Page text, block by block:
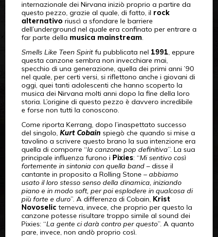
internazionale dei Nirvana iniziò proprio a partire da
questo pezzo, grazie al quale, di fatto, il rock
alternativo riuscì a sfondare le barriere
dell’underground nel quale era confinato per entrare a
far parte della musica mainstream
Smells Like Teen Spiritfu pubblicata nel 1991 , eppure
questa canzone sembra non invecchiare mai,
specchio di una generazione, quella dei primi anni ’90
nel quale, per certi versi, si riflettono anche i giovani di
oggi, quei tanti adolescenti che hanno scoperto la
musica dei Nirvana molti anni dopo la fine della loro
storia. L’origine di questo pezzo è davvero incredibile
e forse non tutti la conoscono.
Come riporta Kerrang, dopo l’inaspettato successo
del singolo, Kurt Cobain spiegò che quando si mise a
tavolino a scrivere questo brano la sua intenzione era
quella di comporre “la canzone pop definitiva”. La sua
principale influenza furono i Pixies: “Mi sentivo così
fortemente in sintonia con quella band– disse il
cantante in proposito a Rolling Stone –abbiamo
usato il loro stesso senso della dinamica, iniziando
piano e in modo soft, per poi esplodere in qualcosa di
più forte e duro”. A differenza di Cobain, Krist
Novoselictemeva, invece, che proprio per questo la
canzone potesse risultare troppo simile al sound dei
Pixies: “La gente ci darà contro per questo”. A quanto
pare, invece, non andò proprio così.